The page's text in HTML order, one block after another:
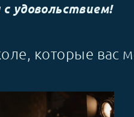
удовольствием!
которые вас